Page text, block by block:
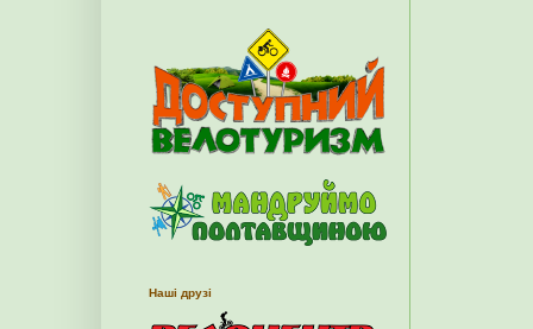
Наші друзі